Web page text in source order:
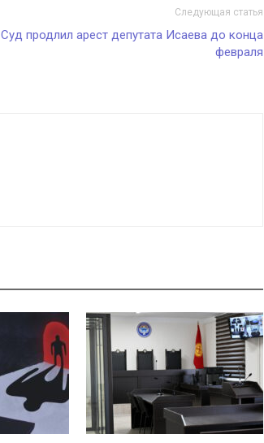
Следующая статья
Суд продлил арест депутата Исаева до конца
февраля